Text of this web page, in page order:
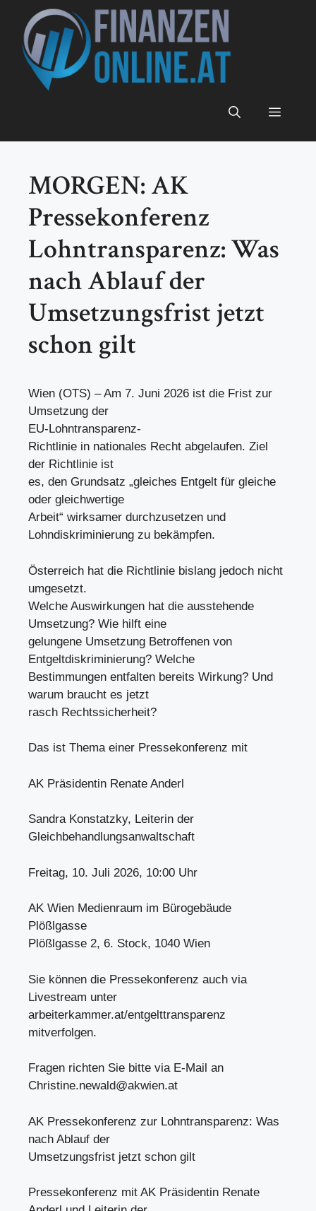
Inhalt
springen
Menü
MORGEN: AK
Pressekonferenz
Lohntransparenz: Was
nach Ablauf der
Umsetzungsfrist jetzt
schon gilt
Wien (OTS) – Am 7. Juni 2026 ist die Frist zur
Umsetzung der
EU-Lohntransparenz-
Richtlinie in nationales Recht abgelaufen. Ziel
der Richtlinie ist
es, den Grundsatz „gleiches Entgelt für gleiche
oder gleichwertige
Arbeit“ wirksamer durchzusetzen und
Lohndiskriminierung zu bekämpfen.
Österreich hat die Richtlinie bislang jedoch nicht
umgesetzt.
Welche Auswirkungen hat die ausstehende
Umsetzung? Wie hilft eine
gelungene Umsetzung Betroffenen von
Entgeltdiskriminierung? Welche
Bestimmungen entfalten bereits Wirkung? Und
warum braucht es jetzt
rasch Rechtssicherheit?
Das ist Thema einer Pressekonferenz mit
AK Präsidentin Renate Anderl
Sandra Konstatzky, Leiterin der
Gleichbehandlungsanwaltschaft
Freitag, 10. Juli 2026, 10:00 Uhr
AK Wien Medienraum im Bürogebäude
Plößlgasse
Plößlgasse 2, 6. Stock, 1040 Wien
Sie können die Pressekonferenz auch via
Livestream unter
arbeiterkammer.at/entgelttransparenz
mitverfolgen.
Fragen richten Sie bitte via E-Mail an
Christine.newald@akwien.at
AK Pressekonferenz zur Lohntransparenz: Was
nach Ablauf der
Umsetzungsfrist jetzt schon gilt
Pressekonferenz mit AK Präsidentin Renate